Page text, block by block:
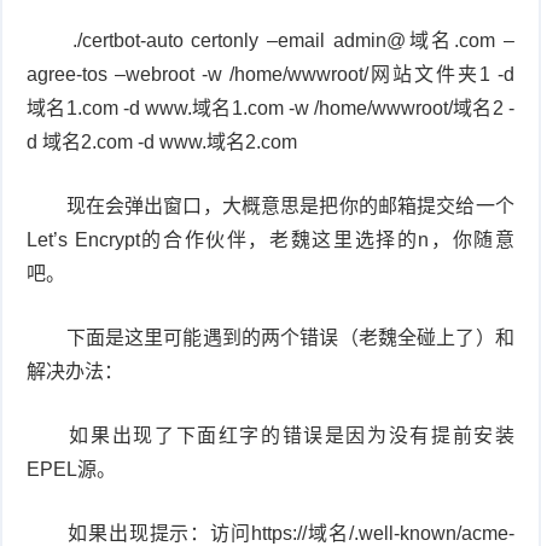
./certbot-auto certonly –email admin@域名.com –
agree-tos –webroot -w /home/wwwroot/网站文件夹1 -d
域名1.com -d www.域名1.com -w /home/wwwroot/域名2 -
d 域名2.com -d www.域名2.com
现在会弹出窗口，大概意思是把你的邮箱提交给一个
Let’s Encrypt的合作伙伴，老魏这里选择的n，你随意
吧。
下面是这里可能遇到的两个错误（老魏全碰上了）和
解决办法：
如果出现了下面红字的错误是因为没有提前安装
EPEL源。
如果出现提示：访问https://域名/.well-known/acme-